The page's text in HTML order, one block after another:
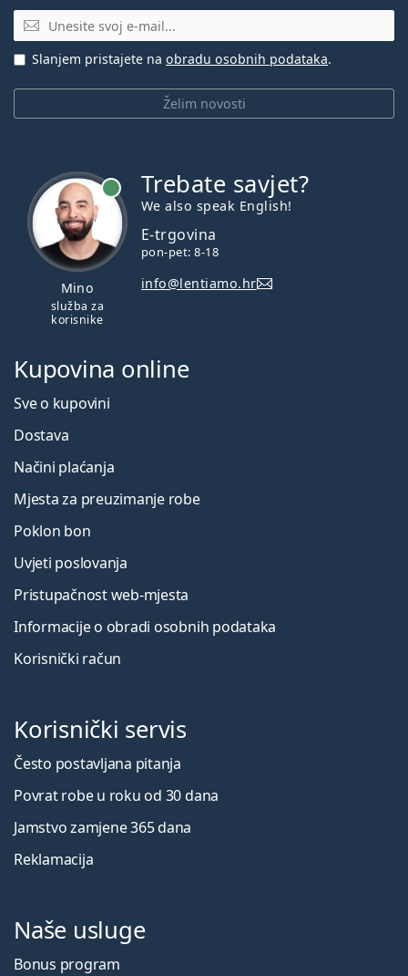
E-mail
Želim novosti
Slanjem pristajete na obradu osobnih podataka.
Mino
služba za
korisnike
Trebate savjet?
We also speak English!
E-trgovina
pon-pet: 8-18
info@lentiamo.hr
Kupovina online
Sve o kupovini
Dostava
Načini plaćanja
Mjesta za preuzimanje robe
Poklon bon
Uvjeti poslovanja
Pristupačnost web-mjesta
Informacije o obradi osobnih podataka
Korisnički račun
Korisnički servis
Često postavljana pitanja
Povrat robe u roku od 30 dana
Jamstvo zamjene 365 dana
Reklamacija
Naše usluge
Bonus program